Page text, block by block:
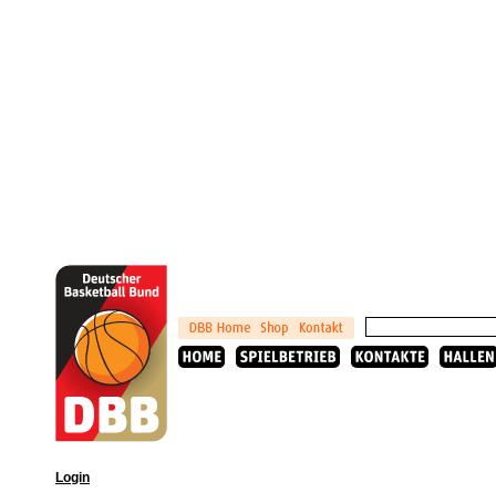
Login